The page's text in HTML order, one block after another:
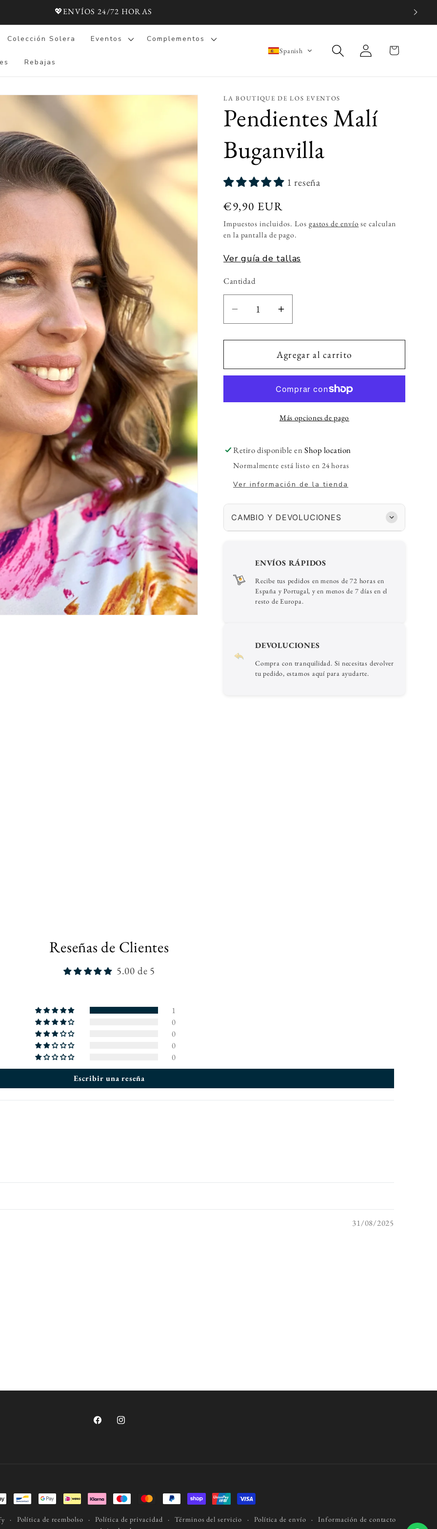
💖ENVÍOS 24/72 HORAS
Colección Solera Eventos Complementos
Rebajas
Spanish
Iniciar
sesión
Carrito
LA BOUTIQUE DE LOS EVENTOS
Pendientes Malí
Buganvilla
1 reseña
Precio
habitual
€9,90 EUR
Impuestos incluidos. Los gastos de envíose calculan
en la pantalla de pago.
Ver guía de tallas
Cantidad
Cantidad
Reducir
cantidad
para
Pendientes
Malí
Aumentar
cantidad
para
Pendientes
Malí
Agregar al carrito
Más opciones de pago
Retiro disponible enShop location
Normalmente está listo en 24 horas
Ver información de la tienda
CAMBIO Y DEVOLUCIONES
ENVÍOS RÁPIDOS
Recibe tus pedidos en menos de 72 horas en
España y Portugal, y en menos de 7 días en el
resto de Europa.
DEVOLUCIONES
Compra con tranquilidad. Si necesitas devolver
tu pedido, estamos aquí para ayudarte.
Reseñas de Clientes
5.00 de 5
1
0
0
0
0
Escribir una reseña
31/08/2025
FacebookInstagram
Política de reembolso Política de privacidad Términos del servicio Política de envío
Información de contacto
Hola! ¿En que podemos ayudarte?👗📿👜🎉